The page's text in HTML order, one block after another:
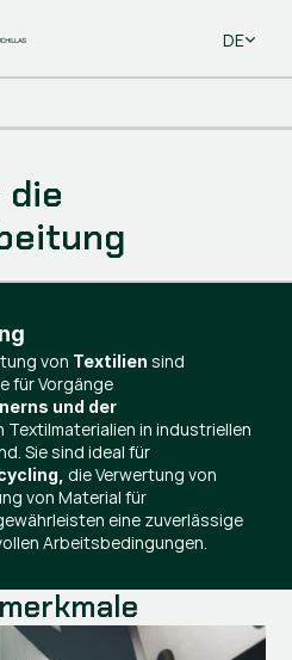
Select
DE
von Textilien sind
für Vorgänge
und der
Textilmaterialien in industriellen
Sie sind ideal für
die Verwertung von
von Material für
eine zuverlässige
Arbeitsbedingungen.